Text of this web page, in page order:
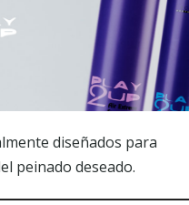
diseñados para
peinado deseado.